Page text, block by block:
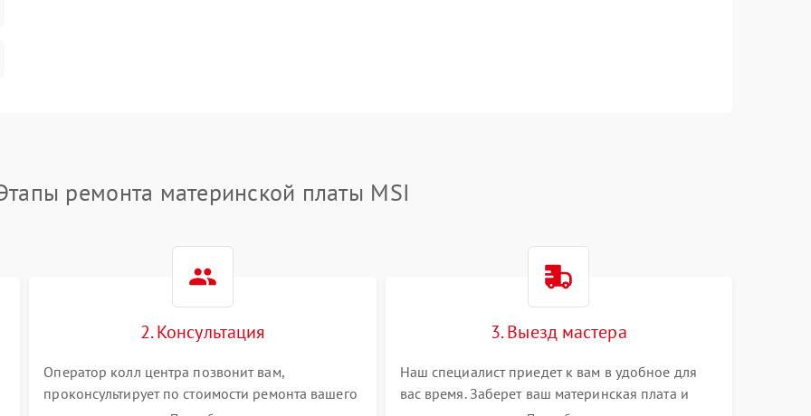
ремонта материнской платы MSI
2. Консультация
Оператор колл центра позвонит вам,
проконсультирует по стоимости ремонта вашего
3. Выезд мастера
Наш специалист приедет к вам в удобное для
вас время. Заберет ваш материнская плата и